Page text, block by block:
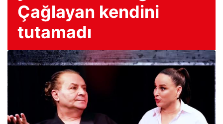
Çağlayan kendini
tutamadı